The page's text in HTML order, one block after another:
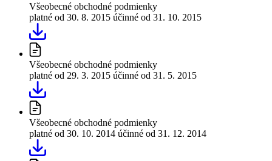
Všeobecné obchodné podmienky
platné od 30. 8. 2015 účinné od 31. 10. 2015
Všeobecné obchodné podmienky
platné od 29. 3. 2015 účinné od 31. 5. 2015
Všeobecné obchodné podmienky
platné od 30. 10. 2014 účinné od 31. 12. 2014